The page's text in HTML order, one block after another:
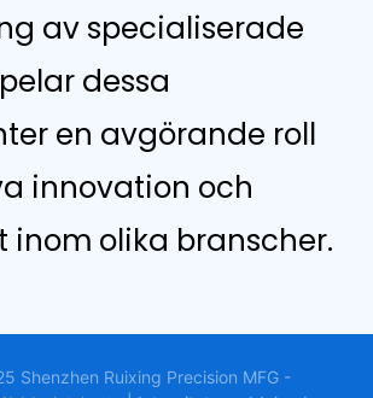
av specialiserade
dessa
en avgörande roll
innovation och
inom olika branscher.
Shenzhen Ruixing Precision MFG -